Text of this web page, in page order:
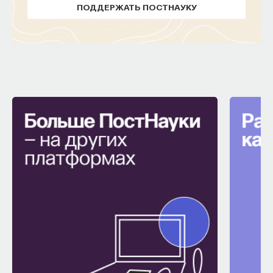
ПОДДЕРЖАТЬ ПОСТНАУКУ
доктор биологических наук, профессор
БИОЛОГИЯ МОЗГ
ЕСТЕСТВЕННЫЕ НАУКИ ЖУРНАЛ